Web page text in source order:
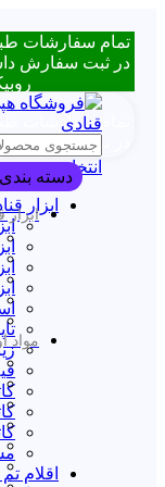
تمام سفارشات
تمام سفارشات
انتخاب دسته
ابزار
اقلام
دسته بندی
ابزار
مواد